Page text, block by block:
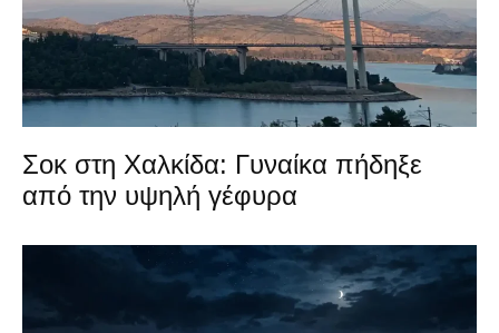
Σοκ στη Χαλκίδα: Γυναίκα πήδηξε
από την υψηλή γέφυρα